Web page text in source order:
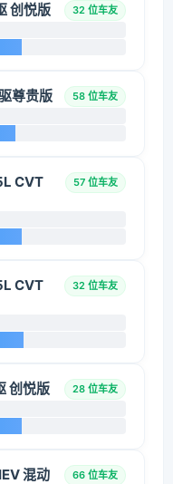
创悦版 32 位车友
尊贵版 58 位车友
CVT
57 位车友
CVT
32 位车友
创悦版 28 位车友
混动
66 位车友